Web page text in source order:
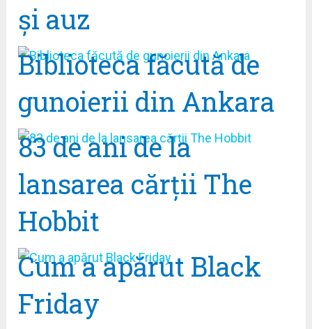
și auz
Biblioteca făcută de
gunoierii din Ankara
83 de ani de la
lansarea cărții The
Hobbit
Cum a apărut Black
Friday